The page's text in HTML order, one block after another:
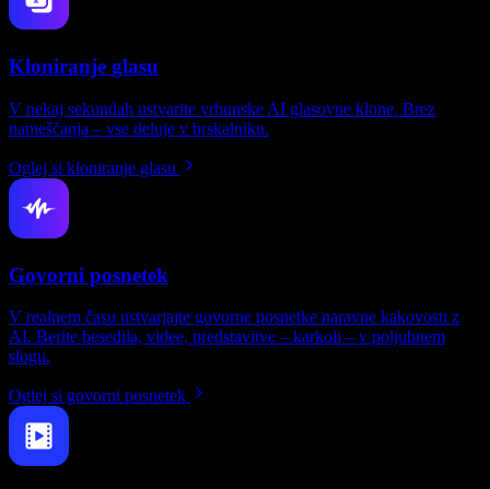
Kloniranje glasu
V nekaj sekundah ustvarite vrhunske AI glasovne klone. Brez
nameščanja – vse deluje v brskalniku.
Oglej si kloniranje glasu
Govorni posnetek
V realnem času ustvarjajte govorne posnetke naravne kakovosti z
AI. Berite besedila, videe, predstavitve – karkoli – v poljubnem
slogu.
Oglej si govorni posnetek